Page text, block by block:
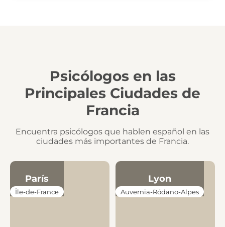
Psicólogos en las
Principales Ciudades de
Francia
Encuentra psicólogos que hablen español en las
ciudades más importantes de Francia.
París
Île-de-France
Lyon
Auvernia-Ródano-Alpes